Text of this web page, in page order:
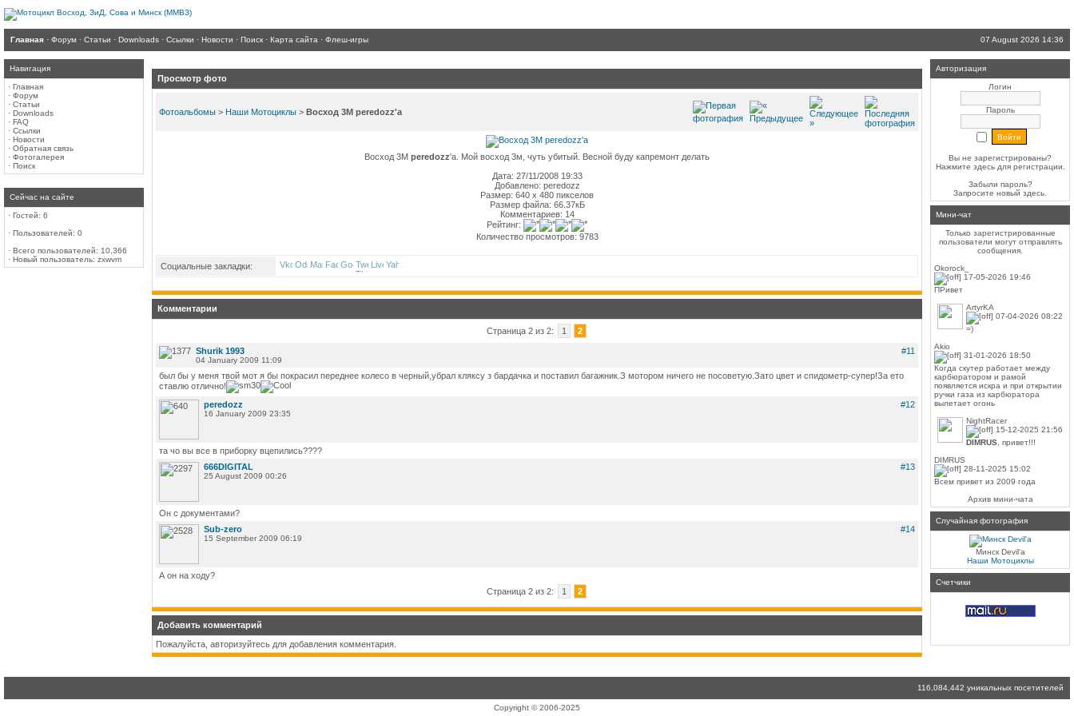
Главная · Форум · Статьи · Downloads · Ссылки · Новости · Поиск · Карта сайта · Флеш-игры 07 August 2026 14:36
Навигация
· Главная
· Форум
· Статьи
· Downloads
· FAQ
· Ссылки
· Новости
· Обратная связь
· Фотогалерея
· Поиск
Сейчас на сайте
· Гостей: 6
· Пользователей: 0
· Всего пользователей: 10,366
· Новый пользователь: zxwvm
Просмотр фото
Фотоальбомы > Наши Мотоциклы > Восход 3М peredozz'a
Восход 3М peredozz'a. Мой восход 3м, чуть убитый. Весной буду капремонт делать
Дата: 27/11/2008 19:33
Добавлено: peredozz
Размер: 640 x 480 пикселов
Размер файла: 66.37кБ
Комментариев: 14
Рейтинг:
Количество просмотров: 9783
Социальные закладки:
Комментарии
Страница 2 из 2: 1 2
#11
Shurik 1993
04 January 2009 11:09
был бы у меня твой мот я бы покрасил переднее колесо в черный,убрал кляксу з бардачка и поставил багажник.З мотором ничего не посоветую.Зато цвет и спидометр-супер!За ето
ставлю отлично!
#12
peredozz
16 January 2009 23:35
та чо вы все в приборку вцепились????
#13
666DIGITAL
25 August 2009 00:26
Он с документами?
#14
Sub-zero
15 September 2009 06:19
А он на ходу?
Страница 2 из 2:
1 2
Добавить комментарий
Пожалуйста, авторизуйтесь для добавления комментария.
Авторизация
Логин
Пароль
Вы не зарегистрированы?
Нажмите здесьдля регистрации.
Забыли пароль?
Запросите новый здесь.
Мини-чат
Только зарегистрированные
пользователи могут отправлять
сообщения.
Okorock_
17-05-2026 19:46
ПРивет
ArtyrKA
07-04-2026 08:22
=)
Akio
31-01-2026 18:50
Когда скутер работает между
карбюратором и рамой
появляется искра и при открытии
ручки газа из карбюратора
вылетает огонь
NightRacer
15-12-2025 21:56
DIMRUS , привет!!!
DIMRUS
28-11-2025 15:02
Всем привет из 2009 года
Архив мини-чата
Случайная фотография
Минск Devil'a
Наши Мотоциклы
Счетчики
116,084,442 уникальных посетителей
Copyright © 2006-2025